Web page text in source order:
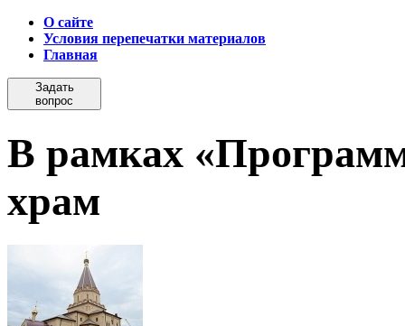
О сайте
Условия перепечатки материалов
Главная
Задать
вопрос
В рамках
храм